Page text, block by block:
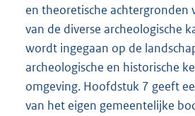
en theoretische achtergronden
van de diverse archeologische
wordt ingegaan op de
archeologische en historische
omgeving. Hoofdstuk 7 geeft
van het eigen gemeentelijke